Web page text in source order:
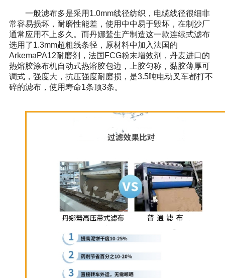
一般滤布多是采用1.0mm线径纺织，电缆线径很细非
常容易损坏，耐磨性能差，使用中中易于毁坏，在制沙厂
通常应用不上多久。而丹娜鸶生产制造这一款连续式滤布
选用了1.3mm超粗线条径，原材料中加入法国的
ArkemaPA12耐磨剂，法国FCG粉末增效剂，丹麦进口的
热熔胶涂布机自动式热溶胶包边，上胶匀称，黏胶薄厚可
调式，强度大，抗压强度耐磨损，是3.5吨电动叉车都打不
碎的滤布，使用寿命1条顶3条。